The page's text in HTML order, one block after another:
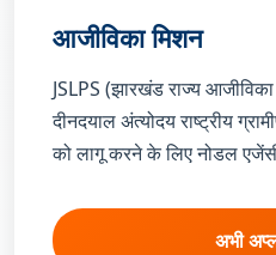
आजीविका मिशन
JSLPS (झारखंड राज्य
दीनदयाल अंत्योदय राष्ट्रीय
को लागू करने के लिए नोडल
अभी